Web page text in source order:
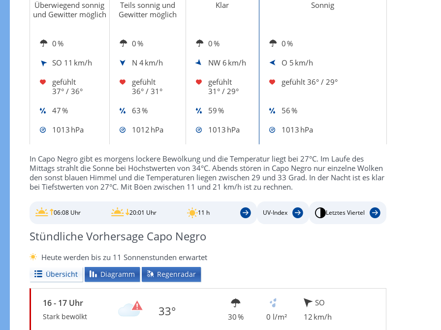
Überwiegend sonnig
und Gewitter möglich
Teils sonnig und
Gewitter möglich
Klar Sonnig
0 % 0 % 0 %
0 %
SO 11 km/h N 4 km/h NW 6 km/h O 5 km/h
gefühlt
37° / 36°
gefühlt
36° / 31°
gefühlt
31° / 29°
gefühlt 36° / 29°
47 % 63 % 59 %
56 %
1013 hPa
1012 hPa 1013 hPa 1013 hPa
In Capo Negro gibt es morgens lockere Bewölkung und die Temperatur liegt bei 27°C. Im Laufe des
Mittags strahlt die Sonne bei Höchstwerten von 34°C. Abends stören in Capo Negro nur einzelne Wolken
den sonst blauen Himmel und die Temperaturen liegen zwischen 29 und 33 Grad. In der Nacht ist es klar
bei Tiefstwerten von 27°C. Mit Böen zwischen 11 und 21 km/h ist zu rechnen.
06:08 Uhr 20:01 Uhr 11 h UV-Index Letztes Viertel
Stündliche Vorhersage Capo Negro
Heute werden bis zu 11 Sonnenstunden erwartet
Übersicht Diagramm Regenradar
16 - 17 Uhr
Stark bewölkt 33° 30 % 0 l/m²
SO
12 km/h